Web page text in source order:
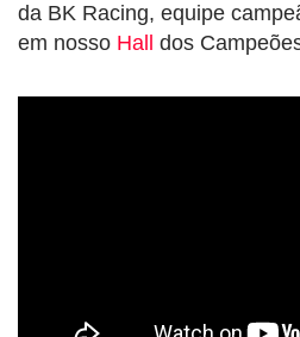
da BK Racing, equipe
em nosso Hall dos